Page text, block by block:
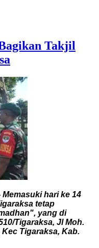
Takjil
hari ke 14
tetap
yang di
Tigaraksa, Jl Moh.
Tigaraksa, Kab.